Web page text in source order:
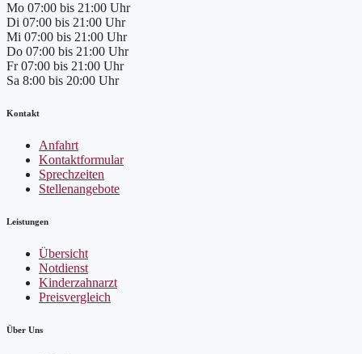
Mo 07:00 bis 21:00 Uhr
Di 07:00 bis 21:00 Uhr
Mi 07:00 bis 21:00 Uhr
Do 07:00 bis 21:00 Uhr
Fr 07:00 bis 21:00 Uhr
Sa 8:00 bis 20:00 Uhr
Kontakt
Anfahrt
Kontaktformular
Sprechzeiten
Stellenangebote
Leistungen
Übersicht
Notdienst
Kinderzahnarzt
Preisvergleich
Über Uns